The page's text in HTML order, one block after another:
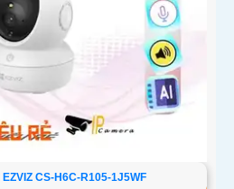
CS-H6C-R105-1J5WF